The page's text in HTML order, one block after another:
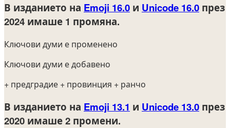
В изданието на Emoji 16.0 и Unicode 16.0 през
2024 имаше 1 промяна.
Ключови думи е променено
Ключови думи е добавено
+ предградие + провинция + ранчо
В изданието на Emoji 13.1 и Unicode 13.0 през
2020 имаше 2 промени.